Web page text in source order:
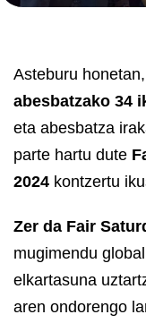
Asteburu honetan,
abesbatzako 34
eta abesbatza
parte hartu dute
2024 kontzertu
Zer da Fair
mugimendu
elkartasuna
aren ondorengo